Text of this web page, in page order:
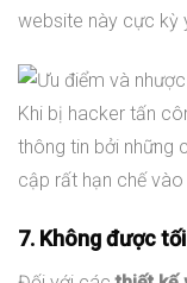
website này cực kỳ
Khi bị hacker tấn
thông tin bởi những
cập rất hạn chế
7. Không được